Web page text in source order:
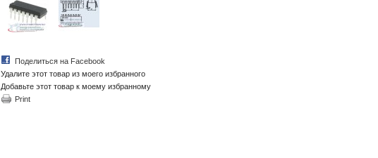
Поделиться на Facebook
Удалите этот товар из моего избранного
Добавьте этот товар к моему избранному
Print